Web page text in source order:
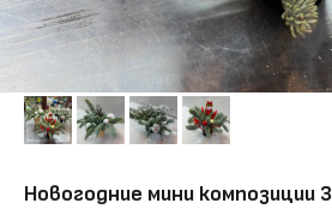
Новогодние мини композиции 3